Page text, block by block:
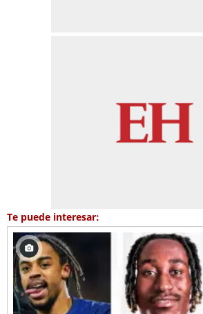
Te puede interesar: